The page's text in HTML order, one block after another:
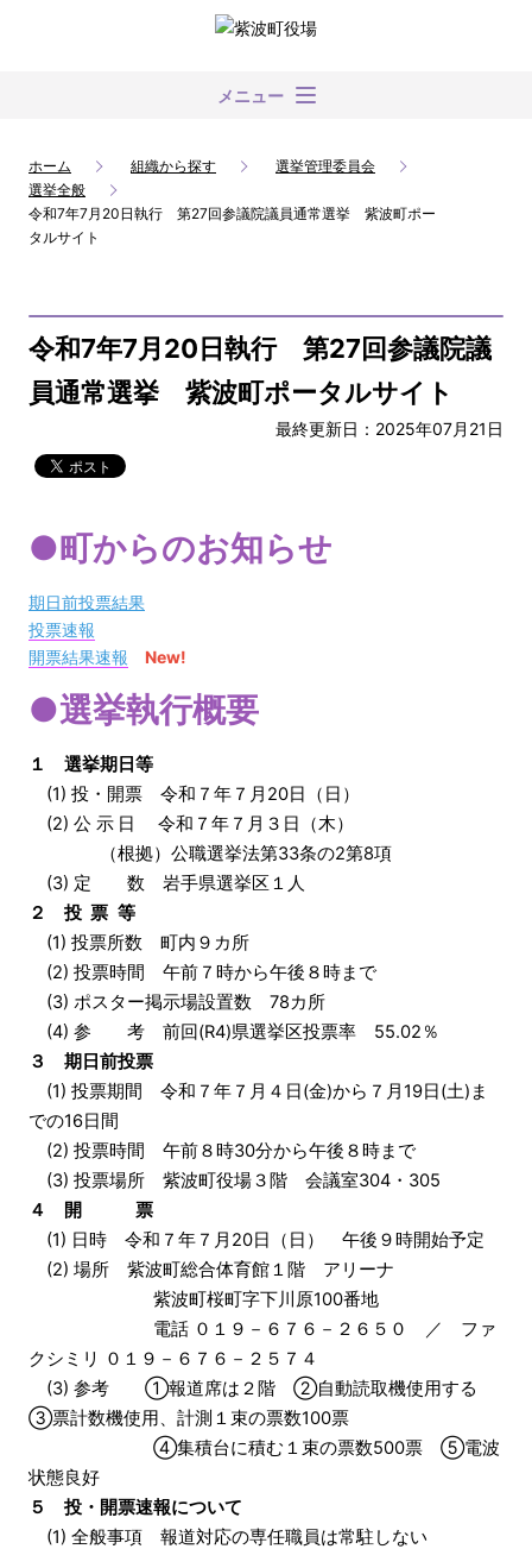
メニュー
ホーム 組織から探す
選挙管理委員会
選挙全般
令和7年7月20日執行 第27回参議院議員通常選挙 紫波町ポー
タルサイト
令和7年7月20日執行 第27回参議院議
員通常選挙 紫波町ポータルサイト
最終更新日：2025年07月21日
●町からのお知らせ
期日前投票結果
投票速報
開票結果速報
New!
●選挙執行概要
１ 選挙期日等
(1) 投・開票 令和７年７月20日（日）
(2) 公示日
令和７年７月３日（木）
（根拠）公職選挙法第33条の2第8項
(3) 定 数 岩手県選挙区１人
２ 投票等
(1) 投票所数 町内９カ所
(2) 投票時間 午前７時から午後８時まで
(3) ポスター掲示場設置数 78カ所
(4) 参 考 前回(R4)県選挙区投票率 55.02％
３ 期日前投票
(1) 投票期間 令和７年７月４日(金)から７月19日(土)ま
での16日間
(2) 投票時間 午前８時30分から午後８時まで
(3) 投票場所 紫波町役場３階 会議室304・305
４ 開 票
(1) 日時 令和７年７月20日（日） 午後９時開始予定
(2) 場所 紫波町総合体育館１階 アリーナ
紫波町桜町字下川原100番地
電話 ０１９－６７６－２６５０ ／ ファ
クシミリ ０１９－６７６－２５７４
(3) 参考 ①報道席は２階 ②自動読取機使用する
③票計数機使用、計測１束の票数100票
④集積台に積む１束の票数500票 ⑤電波
状態良好
５ 投・開票速報について
(1) 全般事項 報道対応の専任職員は常駐しない